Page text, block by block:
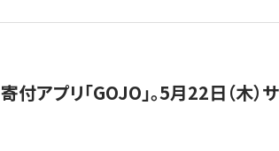
アプリ「GOJO」。5月22日（木）